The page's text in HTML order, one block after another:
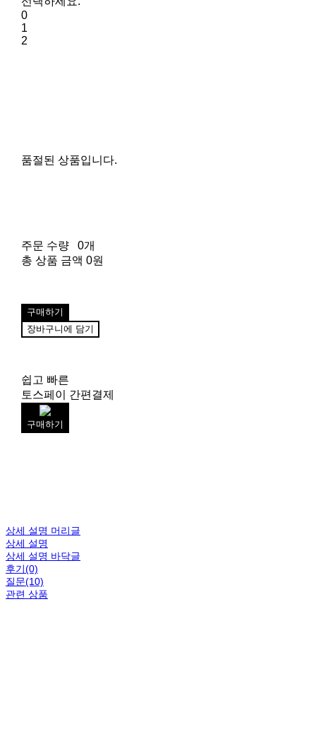
0
1
2
품절된 상품입니다.
주문 수량
0개
총 상품 금액 0원
구매하기
장바구니에 담기
쉽고 빠른
토스페이 간편결제
구매하기
상세 설명 머리글
상세 설명
상세 설명 바닥글
후기(0)
질문(10)
관련 상품